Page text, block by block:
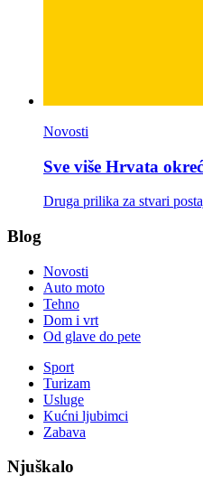
Novosti
Sve više Hrvata
Druga prilika za stvari
Blog
Novosti
Auto moto
Tehno
Dom i vrt
Od glave do pete
Sport
Turizam
Usluge
Kućni ljubimci
Zabava
Njuškalo